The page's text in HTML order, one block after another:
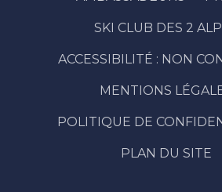
SKI CLUB DES 2
ACCESSIBILITÉ : NON
MENTIONS
POLITIQUE DE
PLAN DU SITE